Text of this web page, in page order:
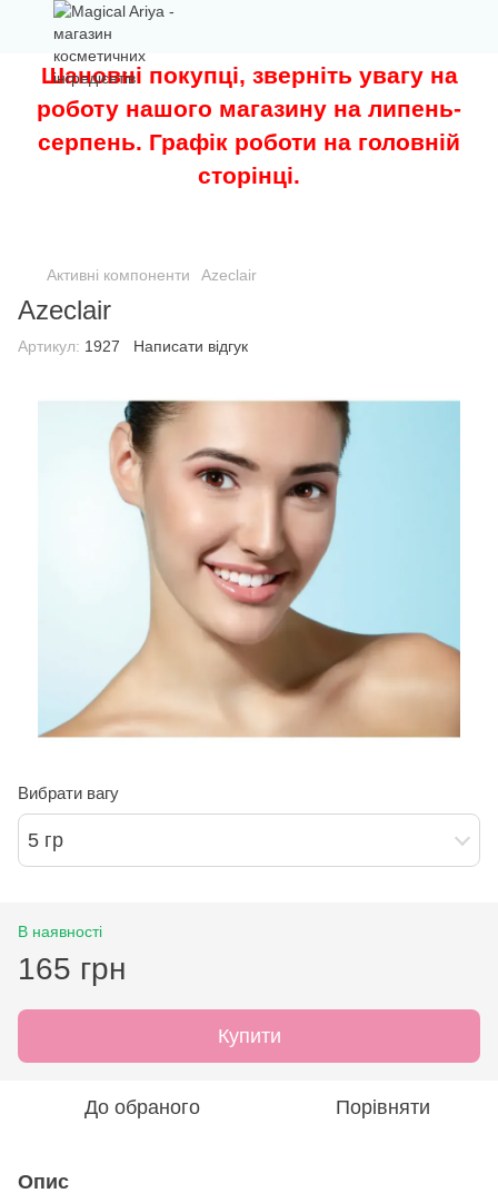
Шановні покупці, зверніть увагу на
роботу нашого магазину на липень-
серпень. Графік роботи на головній
сторінці.
Активні компоненти Azeclair
Azeclair
Артикул: 1927 Написати відгук
Вибрати вагу
5 гр
В наявності
165 грн
Купити
До обраного Порівняти
Опис